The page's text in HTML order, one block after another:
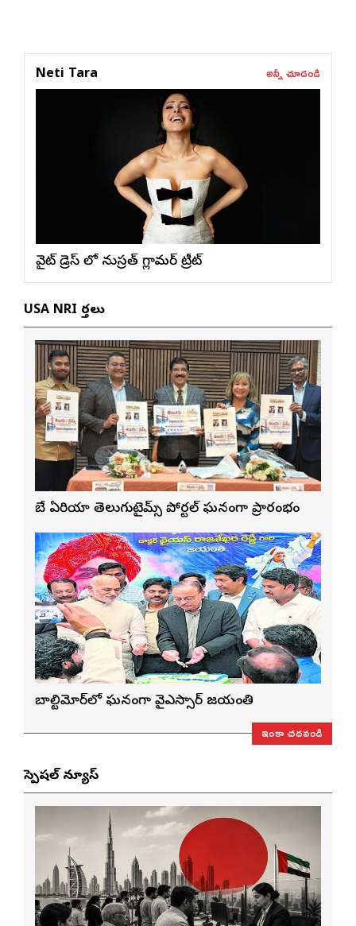
Neti Tara అన్నీ చూడండి
వైట్ డ్రెస్ లో నుస్ర‌త్ గ్లామ‌ర్ ట్రీట్
USA NRI వార్తలు
బే ఏరియా తెలుగుటైమ్స్ పోర్టల్ ఘనంగా ప్రారంభం
బాల్టిమోర్‌లో ఘనంగా వైఎస్సార్‌ జయంతి
ఇంకా చదవండి
స్పెషల్ న్యూస్